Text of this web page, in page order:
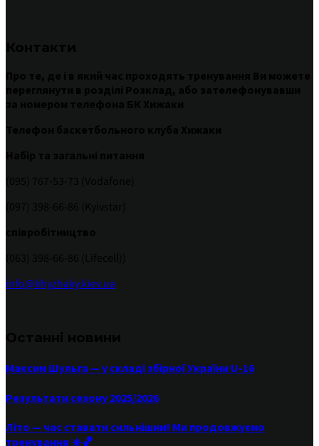
info@khyzhaky.kiev.ua
Максим Шульга — у складі збірної України U-16
Результати сезону 2025/2026
Літо — час ставати сильнішим! Ми продовжуємо
тренування ☀️🏀